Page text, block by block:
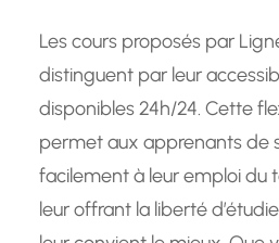
Les cours proposés par
distinguent par leur
disponibles 24h/24. Cette
permet aux apprenants de
facilement à leur emploi du
leur offrant la liberté